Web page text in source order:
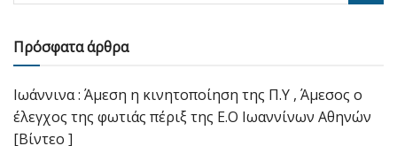
Πρόσφατα άρθρα
Ιωάννινα : Άμεση η κινητοποίηση της Π.Υ , Άμεσος ο
έλεγχος της φωτιάς πέριξ της Ε.Ο Ιωαννίνων Αθηνών
[Βίντεο ]